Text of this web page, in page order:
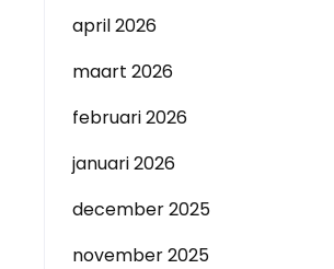
april 2026
maart 2026
februari 2026
januari 2026
december 2025
november 2025